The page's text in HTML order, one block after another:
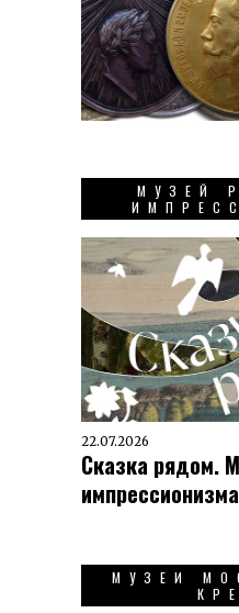
МУЗЕЙ
22.07.2026
Сказка рядом.
МУЗЕИ